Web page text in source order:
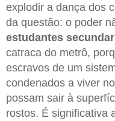
explodir a dança dos
da questão: o poder
estudantes
catraca do metrô,
escravos de um
condenados a viver
possam sair à
rostos. É significativa